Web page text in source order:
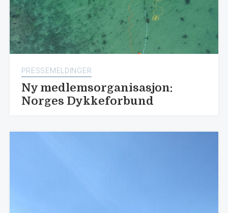
PRESSEMELDINGER
Ny medlemsorganisasjon:
Norges Dykkeforbund